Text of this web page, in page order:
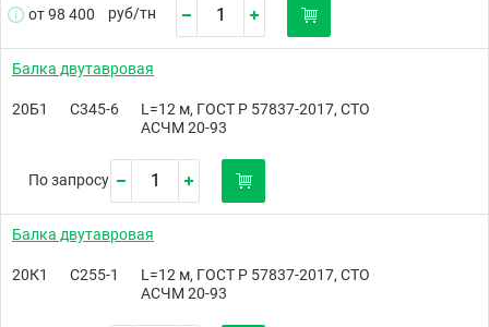
от 98 400 руб/тн
Балка двутавровая
20Б1 С345-6
L=12 м, ГОСТ Р 57837-2017, СТО
АСЧМ 20-93
По запросу
Балка двутавровая
20К1 С255-1
L=12 м, ГОСТ Р 57837-2017, СТО
АСЧМ 20-93